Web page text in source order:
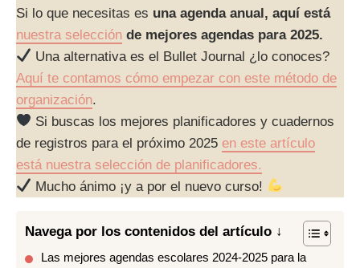
Si lo que necesitas es una agenda anual, aquí está
nuestra selección de mejores agendas para 2025.
Una alternativa es el Bullet Journal ¿lo conoces?
Aquí te contamos cómo empezar con este método de
organización.
Si buscas los mejores planificadores y cuadernos
de registros para el próximo 2025 en este artículo
está nuestra selección de planificadores.
Mucho ánimo ¡y a por el nuevo curso!
Navega por los contenidos del artículo ↓
Las mejores agendas escolares 2024-2025 para la